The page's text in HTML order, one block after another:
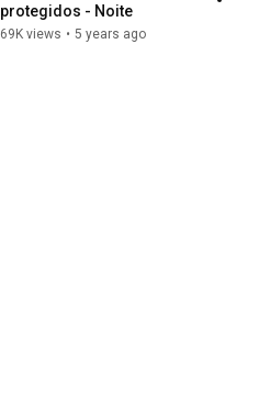
protegidos - Noite
69K views • 5 years ago